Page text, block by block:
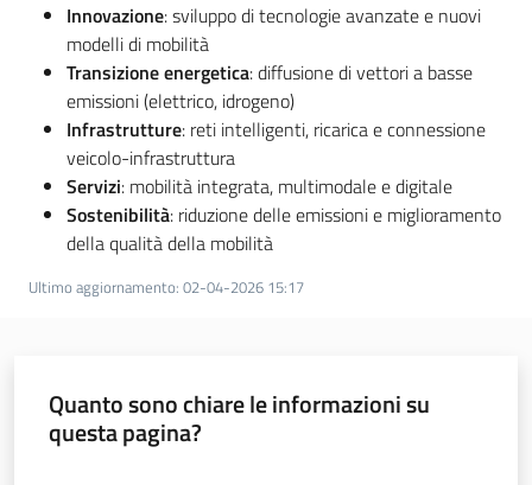
Innovazione: sviluppo di tecnologie avanzate e nuovi
modelli di mobilità
Transizione energetica: diffusione di vettori a basse
emissioni (elettrico, idrogeno)
Infrastrutture: reti intelligenti, ricarica e connessione
veicolo-infrastruttura
Servizi: mobilità integrata, multimodale e digitale
Sostenibilità: riduzione delle emissioni e miglioramento
della qualità della mobilità
Ultimo aggiornamento: 02-04-2026 15:17
Quanto sono chiare le informazioni su
questa pagina?